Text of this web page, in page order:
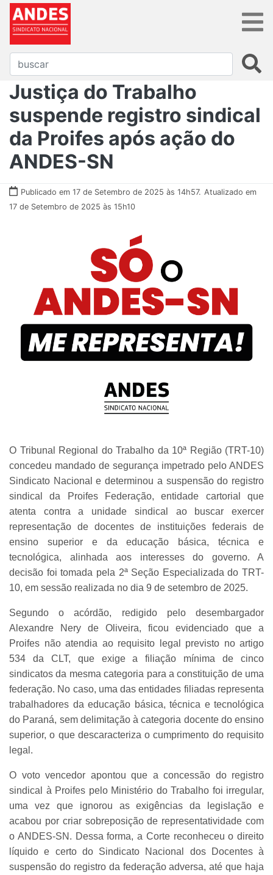
Justiça do Trabalho
suspende registro sindical
da Proifes após ação do
ANDES-SN
Publicado em 17 de Setembro de 2025 às 14h57. Atualizado em
17 de Setembro de 2025 às 15h10
O Tribunal Regional do Trabalho da 10ª Região (TRT-10)
concedeu mandado de segurança impetrado pelo ANDES
Sindicato Nacional e determinou a suspensão do registro
sindical da Proifes Federação, entidade cartorial que
atenta contra a unidade sindical ao buscar exercer
representação de docentes de instituições federais de
ensino superior e da educação básica, técnica e
tecnológica, alinhada aos interesses do governo. A
decisão foi tomada pela 2ª Seção Especializada do TRT-
10, em sessão realizada no dia 9 de setembro de 2025.
Segundo o acórdão, redigido pelo desembargador
Alexandre Nery de Oliveira, ficou evidenciado que a
Proifes não atendia ao requisito legal previsto no artigo
534 da CLT, que exige a filiação mínima de cinco
sindicatos da mesma categoria para a constituição de uma
federação. No caso, uma das entidades filiadas representa
trabalhadores da educação básica, técnica e tecnológica
do Paraná, sem delimitação à categoria docente do ensino
superior, o que descaracteriza o cumprimento do requisito
legal.
O voto vencedor apontou que a concessão do registro
sindical à Proifes pelo Ministério do Trabalho foi irregular,
uma vez que ignorou as exigências da legislação e
acabou por criar sobreposição de representatividade com
o ANDES-SN. Dessa forma, a Corte reconheceu o direito
líquido e certo do Sindicato Nacional dos Docentes à
suspensão do registro da federação adversa, até que haja